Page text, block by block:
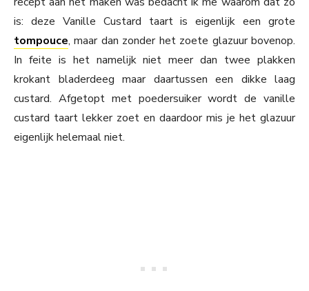
is: deze Vanille Custard taart is eigenlijk een grote
tompouce, maar dan zonder het zoete glazuur bovenop.
In feite is het namelijk niet meer dan twee plakken
krokant bladerdeeg maar daartussen een dikke laag
custard. Afgetopt met poedersuiker wordt de vanille
custard taart lekker zoet en daardoor mis je het glazuur
eigenlijk helemaal niet.